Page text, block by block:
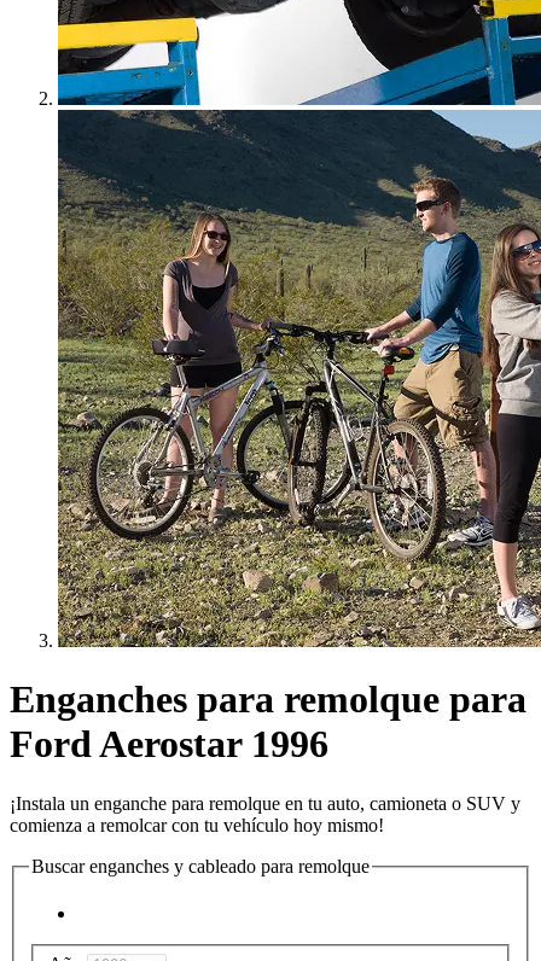
Enganches para remolque para
Ford Aerostar 1996
¡Instala un enganche para remolque en tu auto, camioneta o SUV y
comienza a remolcar con tu vehículo hoy mismo!
Buscar enganches y cableado para remolque